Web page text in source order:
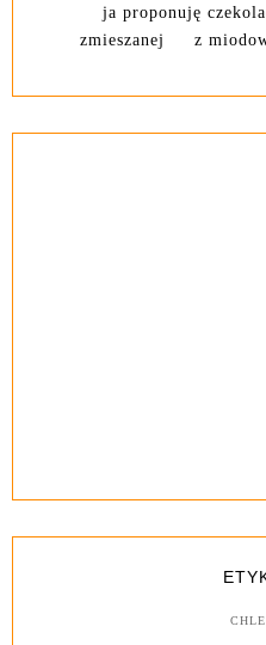
ja proponuję
zmieszanej z